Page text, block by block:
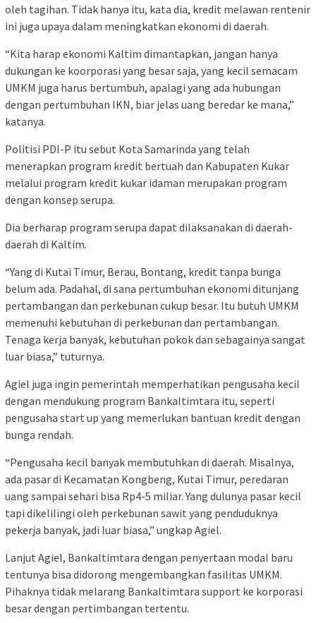
oleh tagihan. Tidak hanya itu, kata dia, kredit melawan rentenir
ini juga upaya dalam meningkatkan ekonomi di daerah.
“Kita harap ekonomi Kaltim dimantapkan, jangan hanya
dukungan ke koorporasi yang besar saja, yang kecil semacam
UMKM juga harus bertumbuh, apalagi yang ada hubungan
dengan pertumbuhan IKN, biar jelas uang beredar ke mana,”
katanya.
Politisi PDI-P itu sebut Kota Samarinda yang telah
menerapkan program kredit bertuah dan Kabupaten Kukar
melalui program kredit kukar idaman merupakan program
dengan konsep serupa.
Dia berharap program serupa dapat dilaksanakan di daerah-
daerah di Kaltim.
“Yang di Kutai Timur, Berau, Bontang, kredit tanpa bunga
belum ada. Padahal, di sana pertumbuhan ekonomi ditunjang
pertambangan dan perkebunan cukup besar. Itu butuh UMKM
memenuhi kebutuhan di perkebunan dan pertambangan.
Tenaga kerja banyak, kebutuhan pokok dan sebagainya sangat
luar biasa,” tuturnya.
Agiel juga ingin pemerintah memperhatikan pengusaha kecil
dengan mendukung program Bankaltimtara itu, seperti
pengusaha start up yang memerlukan bantuan kredit dengan
bunga rendah.
“Pengusaha kecil banyak membutuhkan di daerah. Misalnya,
ada pasar di Kecamatan Kongbeng, Kutai Timur, peredaran
uang sampai sehari bisa Rp4-5 miliar. Yang dulunya pasar kecil
tapi dikelilingi oleh perkebunan sawit yang penduduknya
pekerja banyak, jadi luar biasa,” ungkap Agiel.
Lanjut Agiel, Bankaltimtara dengan penyertaan modal baru
tentunya bisa didorong mengembangkan fasilitas UMKM.
Pihaknya tidak melarang Bankaltimtara support ke korporasi
besar dengan pertimbangan tertentu.